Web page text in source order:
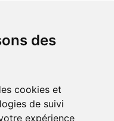
des
cookies et
de suivi
expérience
commande à Amiens
recevez-là rapidement